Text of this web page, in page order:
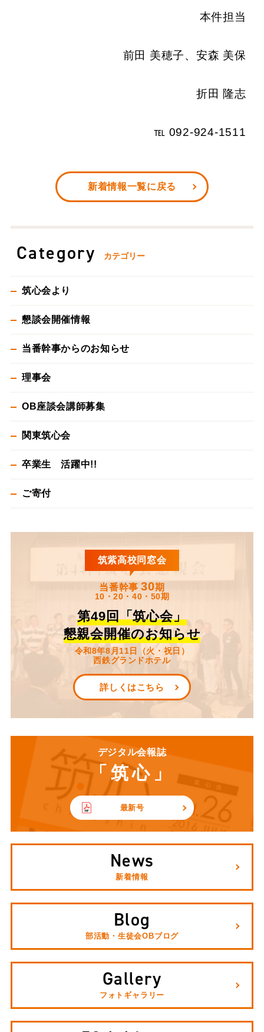
本件担当
前田 美穂子、安森 美保
折田 隆志
℡ 092-924-1511
新着情報一覧に戻る
Category カテゴリー
筑心会より
懇談会開催情報
当番幹事からのお知らせ
理事会
OB座談会講師募集
関東筑心会
卒業生 活躍中!!
ご寄付
筑紫高校同窓会
当番幹事30期
10・20・40・50期
第49回「筑心会」
懇親会開催のお知らせ
令和8年8月11日（火・祝日）
西鉄グランドホテル
詳しくはこちら
デジタル会報誌
「筑心」
最新号
News
新着情報
Blog
部活動・生徒会OBブログ
Gallery
フォトギャラリー